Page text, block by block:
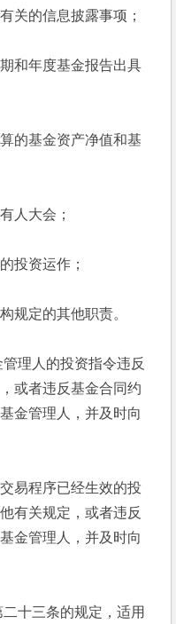
关的信息披露事项；
和年度基金报告出具
的基金资产净值和基
人大会；
投资运作；
规定的其他职责。
理人的投资指令违反
或者违反基金合同约
金管理人，并及时向
易程序已经生效的投
有关规定，或者违反
金管理人，并及时向
十三条的规定，适用